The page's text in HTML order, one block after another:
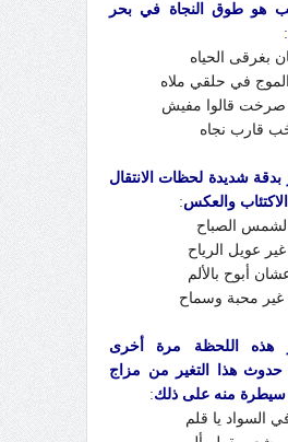
هو طوق النجاة في بحر
:
بغرقى الحياه
في حلقي ملاه
صرخت قالوا مفيش
قارب نجاه
شديدة لحظات الانتقال
والعكس:
الصباح
عويل الرياح
أبوح بالألم
محبة وسماح
هذه اللحظة مرة أخرى
حدوث هذا التغير من مزاج
سيطرة منه على ذلك:
يا قلم